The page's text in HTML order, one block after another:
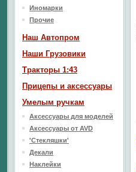
Иномарки
Прочие
Наш Aвтопром
Наши Грузовики
Тракторы 1:43
Прицепы и аксессуары
Умелым ручкам
Аксессуары для моделей
Аксессуары от AVD
'Стекляшки'
Декали
Наклейки